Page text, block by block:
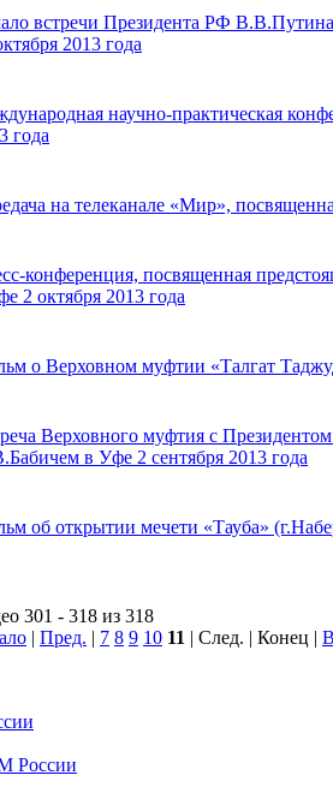
встречи Президента РФ
2013 года
научно-практическая
года
на телеканале «Мир»,
конференция, посвященная
2 октября 2013 года
о Верховном муфтии «Талгат
Верховного муфтия с
в Уфе 2 сентября 2013 года
об открытии мечети «Тауба»
301 - 318 из 318
| Пред. | 7 8 9 10 11 | След. | Конец |
России